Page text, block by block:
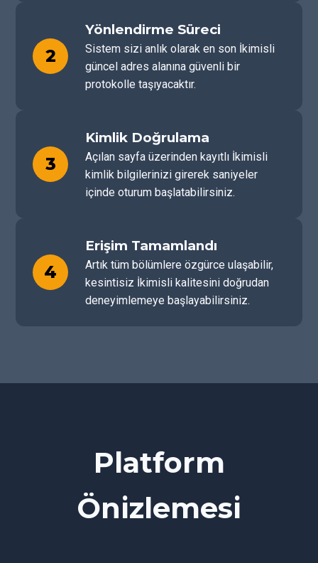
2
Yönlendirme Süreci
Sistem sizi anlık olarak en son İkimisli
güncel adres alanına güvenli bir
protokolle taşıyacaktır.
3
Kimlik Doğrulama
Açılan sayfa üzerinden kayıtlı İkimisli
kimlik bilgilerinizi girerek saniyeler
içinde oturum başlatabilirsiniz.
4
Erişim Tamamlandı
Artık tüm bölümlere özgürce ulaşabilir,
kesintisiz İkimisli kalitesini doğrudan
deneyimlemeye başlayabilirsiniz.
Platform
Önizlemesi